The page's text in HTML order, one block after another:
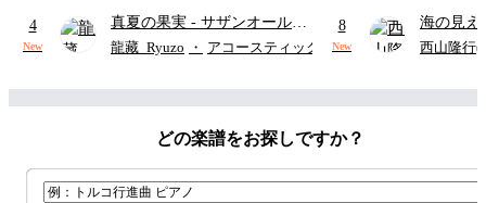
4
New
真夏の果実 - サザンオールス
ターズ
龍藏_Ryuzo ・ アコースティックギター
8
New
海の見
ウクレレ
西山隆行
どの楽譜をお探しですか？